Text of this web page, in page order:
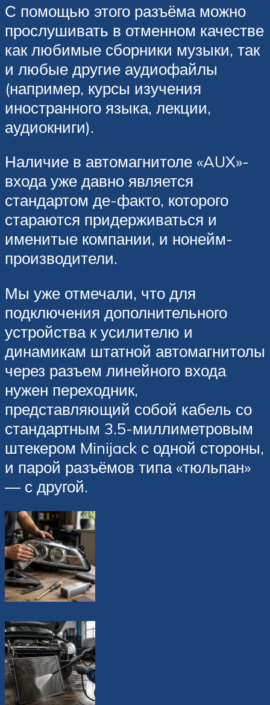
С помощью этого разъёма можно
прослушивать в отменном качестве
как любимые сборники музыки, так
и любые другие аудиофайлы
(например, курсы изучения
иностранного языка, лекции,
аудиокниги).
Наличие в автомагнитоле «AUX»-
входа уже давно является
стандартом де-факто, которого
стараются придерживаться и
именитые компании, и нонейм-
производители.
Мы уже отмечали, что для
подключения дополнительного
устройства к усилителю и
динамикам штатной автомагнитолы
через разъем линейного входа
нужен переходник,
представляющий собой кабель со
стандартным 3.5-миллиметровым
штекером Minijack с одной стороны,
и парой разъёмов типа «тюльпан»
— с другой.